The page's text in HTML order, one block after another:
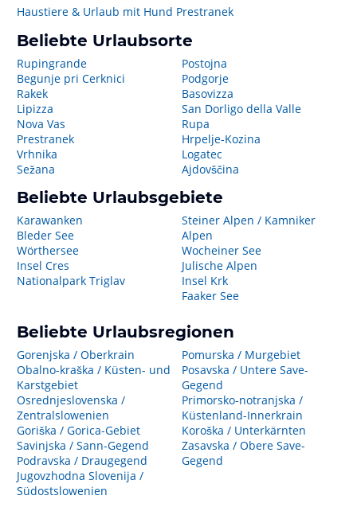
Haustiere & Urlaub mit Hund Prestranek
Beliebte Urlaubsorte
Rupingrande
Begunje pri Cerknici
Rakek
Lipizza
Nova Vas
Prestranek
Vrhnika
Sežana
Postojna
Podgorje
Basovizza
San Dorligo della Valle
Rupa
Hrpelje-Kozina
Logatec
Ajdovščina
Beliebte Urlaubsgebiete
Karawanken
Bleder See
Wörthersee
Insel Cres
Nationalpark Triglav
Steiner Alpen / Kamniker
Alpen
Wocheiner See
Julische Alpen
Insel Krk
Faaker See
Beliebte Urlaubsregionen
Gorenjska / Oberkrain
Obalno-kraška / Küsten- und
Karstgebiet
Osrednjeslovenska /
Zentralslowenien
Goriška / Gorica-Gebiet
Savinjska / Sann-Gegend
Podravska / Draugegend
Jugovzhodna Slovenija /
Südostslowenien
Pomurska / Murgebiet
Posavska / Untere Save-
Gegend
Primorsko-notranjska /
Küstenland-Innerkrain
Koroška / Unterkärnten
Zasavska / Obere Save-
Gegend